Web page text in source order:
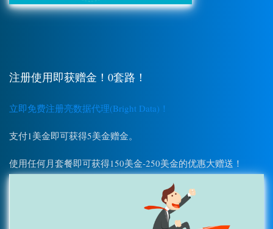
注册使用即获赠金！0套路！
立即免费注册亮数据代理(Bright Data)！
支付1美金即可获得5美金赠金。
使用任何月套餐即可获得150美金-250美金的优惠大赠送！